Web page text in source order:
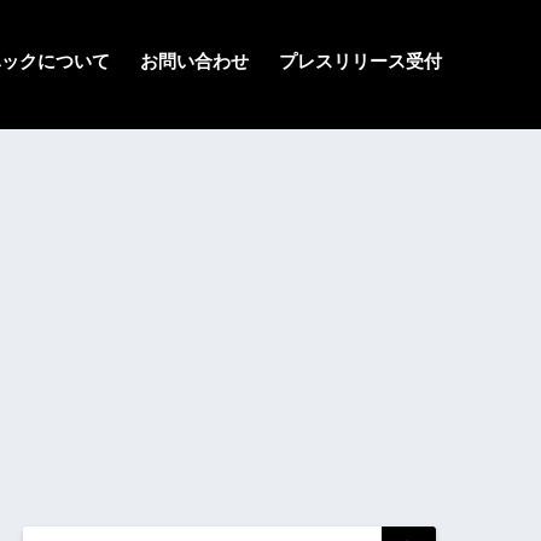
クについて お問い合わせ プレスリリース受付